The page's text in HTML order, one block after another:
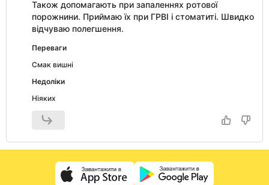
Також допомагають при запаленнях ротової
порожнини. Приймаю їх при ГРВІ і стоматиті. Швидко
відчуваю полегшення.
Переваги
Смак вишні
Недоліки
Ніяких